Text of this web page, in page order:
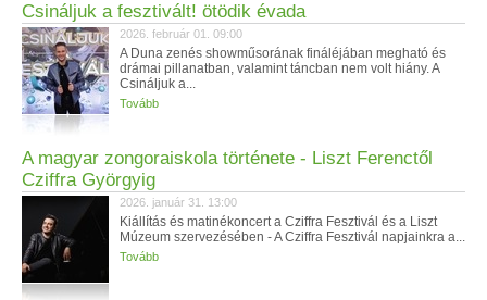
Csináljuk a fesztivált! ötödik évada
2026. február 01. 09:00
A Duna zenés showműsorának fináléjában megható és
drámai pillanatban, valamint táncban nem volt hiány. A
Csináljuk a...
Tovább
A magyar zongoraiskola története - Liszt Ferenctől
Cziffra Györgyig
2026. január 31. 13:00
Kiállítás és matinékoncert a Cziffra Fesztivál és a Liszt
Múzeum szervezésében - A Cziffra Fesztivál napjainkra a...
Tovább